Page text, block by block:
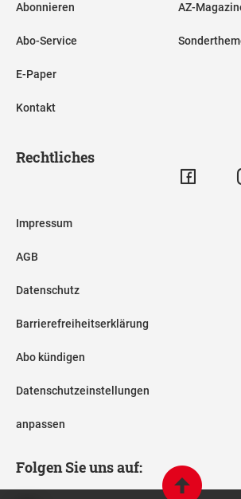
Abonnieren
Abo-Service
E-Paper
Kontakt
AZ-
Rechtliches
Impressum
AGB
Datenschutz
Barrierefreiheitserklärung
Abo kündigen
Datenschutzeinstellungen
anpassen
Folgen Sie uns auf: